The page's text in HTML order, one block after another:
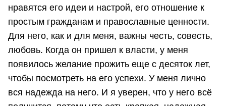
нравятся его идеи и настрой, его отношение к
простым гражданам и православные ценности.
Для него, как и для меня, важны честь, совесть,
любовь. Когда он пришел к власти, у меня
появилось желание прожить еще с десяток лет,
чтобы посмотреть на его успехи. У меня лично
вся надежда на него. И я уверен, что у него всё